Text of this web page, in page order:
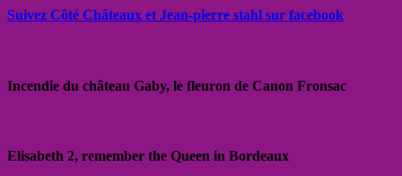
Suivez Côté Châteaux et Jean-pierre stahl sur facebook
Incendie du château Gaby, le fleuron de Canon Fronsac
Elisabeth 2, remember the Queen in Bordeaux